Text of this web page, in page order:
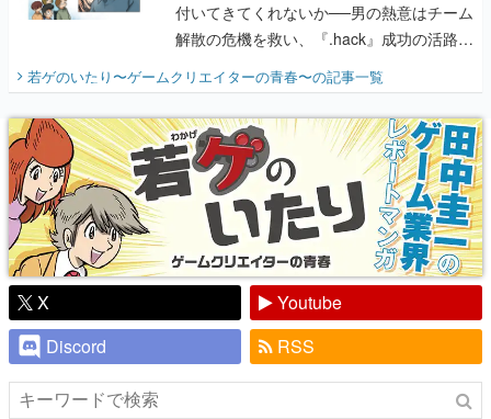
付いてきてくれないか──男の熱意はチーム
解散の危機を救い、『.hack』成功の活路を
開く。業界の快男児・松山 洋に流れる血は
『少年ジャンプ』色だった【若ゲのいた
り】
若ゲのいたり〜ゲームクリエイターの青春〜の記事一覧
X
Youtube
Discord
RSS